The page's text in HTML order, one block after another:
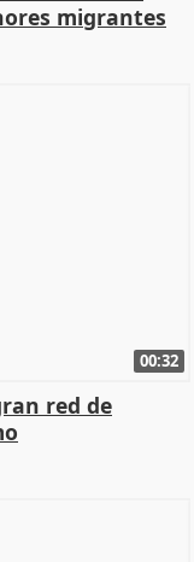
migrantes
00:32
red de